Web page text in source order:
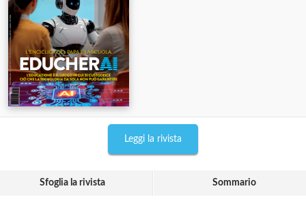
Leggi la rivista
Sfoglia la rivista Sommario